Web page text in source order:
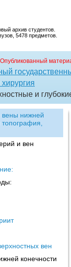
архив студентов.
5478 предметов.
Опубликованный
и
вены нижней
и вен
вен
конечности